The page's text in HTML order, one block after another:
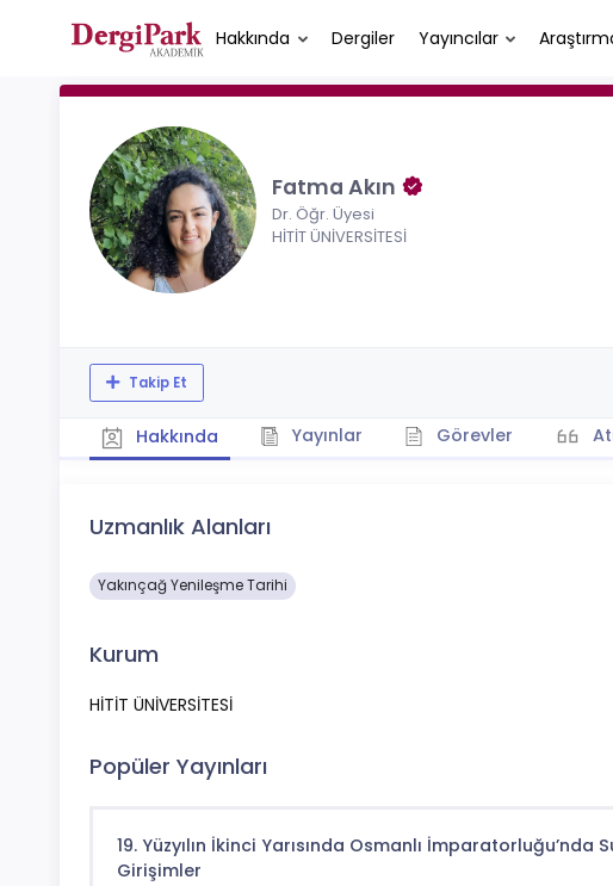
Hakkında Dergiler Yayıncılar
Fatma Akın
Dr. Öğr. Üyesi
HİTİT ÜNİVERSİTESİ
Takip Et
Hakkında Yayınlar Görevler
Uzmanlık Alanları
Yakınçağ Yenileşme Tarihi
Kurum
HİTİT ÜNİVERSİTESİ
Popüler Yayınları
19. Yüzyılın İkinci Yarısında Osmanlı İmparatorluğu’nda
Girişimler